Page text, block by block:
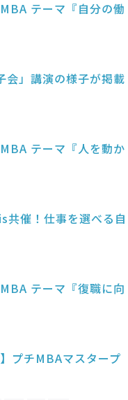
テーマ『自分の働
会」講演の様子が掲載
テーマ『人を動か
共催！仕事を選べる自
テーマ『復職に向
プチMBAマスタープ